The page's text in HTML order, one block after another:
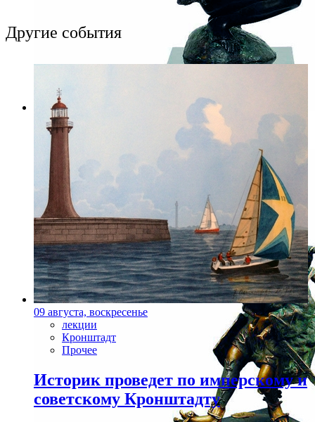
Фото: rusmuseum.ru
Другие события
09 августа, воскресенье
лекции
Кронштадт
Прочее
Историк проведет по имперскому и
советскому Кронштадту